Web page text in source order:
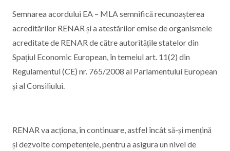
Semnarea acordului EA – MLA semnifică recunoașterea
acreditărilor RENAR și a atestărilor emise de organismele
acreditate de RENAR de către autoritățile statelor din
Spațiul Economic European, în temeiul art. 11(2) din
Regulamentul (CE) nr. 765/2008 al Parlamentului European
și al Consiliului.
RENAR va acționa, în continuare, astfel încât să-și mențină
și dezvolte competențele, pentru a asigura un nivel de